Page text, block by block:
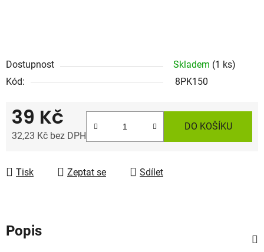
Dostupnost Skladem (1 ks)
Kód:
8PK150
39 Kč
32,23 Kč bez DPH
DO KOŠÍKU
Tisk Zeptat se Sdílet
Popis